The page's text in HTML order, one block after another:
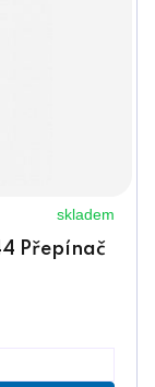
skladem
Přepínač